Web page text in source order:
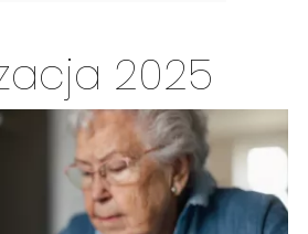
2025